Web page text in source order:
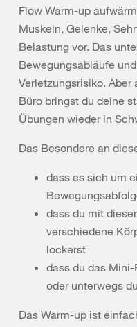
Flow Warm-up
Muskeln, Gelenke,
Belastung vor. Das
Bewegungsabläufe
Verletzungsrisiko.
Büro bringst du deine
Übungen wieder in
Das Besondere an
dass es sich um
dass du mit
verschiedene
lockerst
dass du das
oder unterwegs
Das Warm-up ist